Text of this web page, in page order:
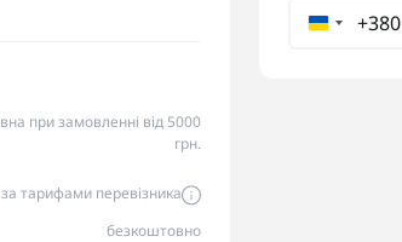
+380
при замовленні від 5000
грн.
за тарифами перевізника
безкоштовно